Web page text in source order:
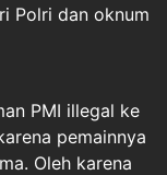
Polri dan oknum
PMI illegal ke
pemainnya
Oleh karena